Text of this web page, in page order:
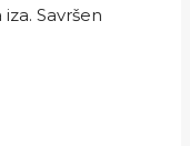
Savršen